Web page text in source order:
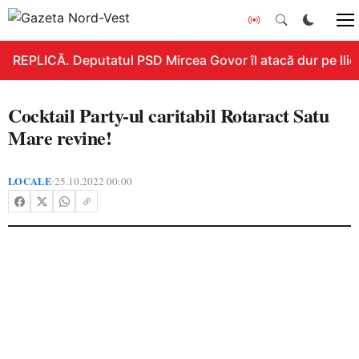
REPLICĂ. Deputatul PSD Mircea Govor îl atacă dur pe
Cocktail Party-ul caritabil Rotaract Satu
Mare revine!
LOCALE•25.10.2022 00:00